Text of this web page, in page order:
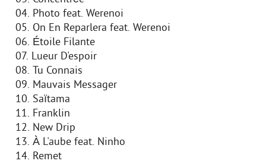
04. Photo feat. Werenoi
05. On En Reparlera feat. Werenoi
06. Étoile Filante
07. Lueur D'espoir
08. Tu Connais
09. Mauvais Messager
10. Saïtama
11. Franklin
12. New Drip
13. À L'aube feat. Ninho
14. Remet